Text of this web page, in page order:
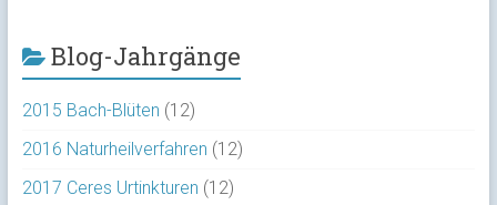
Blog-Jahrgänge
2015 Bach-Blüten (12)
2016 Naturheilverfahren (12)
2017 Ceres Urtinkturen (12)